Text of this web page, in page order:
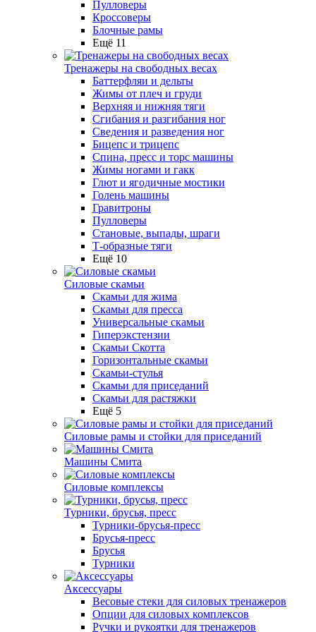
Пулловеры
Кроссоверы
Блочные рамы
Ещё 11
Тренажеры на свободных весах
Баттерфляи и дельты
Жимы от плеч и груди
Верхняя и нижняя тяги
Сгибания и разгибания ног
Сведения и разведения ног
Бицепс и трицепс
Спина, пресс и торс машины
Жимы ногами и гакк
Глют и ягодичные мостики
Голень машины
Гравитроны
Пулловеры
Становые, выпады, шраги
Т-образные тяги
Ещё 10
Силовые скамьи
Скамьи для жима
Скамьи для пресса
Универсальные скамьи
Гиперэкстензии
Скамьи Скотта
Горизонтальные скамьи
Скамьи-стулья
Скамьи для приседаний
Скамьи для растяжки
Ещё 5
Силовые рамы и стойки для приседаний
Машины Смита
Силовые комплексы
Турники, брусья, пресс
Турники-брусья-пресс
Брусья-пресс
Брусья
Турники
Аксессуары
Весовые стеки для силовых тренажеров
Опции для силовых комплексов
Ручки и рукоятки для тренажеров